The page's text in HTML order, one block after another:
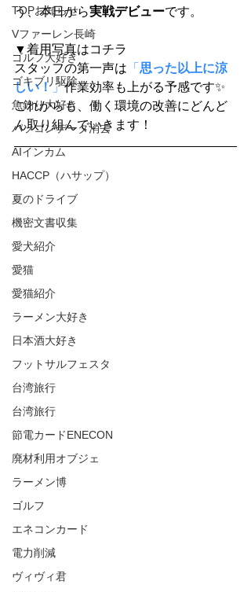
TOPお知らせ
Vファーレン長崎
ゴルフ大好き
ゴキブリ駆除
魚釣り大好き
パソコンデータ消去
AIインカム
HACCP（ハサップ）
夏のドライブ
機密文書収集
愛犬紹介
愛猫
愛猫紹介
ラーメン大好き
日本酒大好き
フットサルフェスタ
台湾旅行
台湾旅行
節電カードENECON
廃材利用オブジェ
ラーメン博
ゴルフ
エネコンカード
電力削減
ヴィヴィ君
う、本日から実戦デビューです。
▼着用写真はコチラ
スタッフの第一声は 「 思った以上に涼
しい！」作業効率も上がる予感です✨
これからも、働く環境の改善にどんど
ん取り組んでいきます！